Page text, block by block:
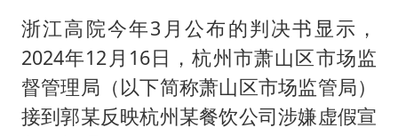
浙江高院今年3月公布的判决书显示，
2024年12月16日，杭州市萧山区市场监
督管理局（以下简称萧山区市场监管局）
接到郭某反映杭州某餐饮公司涉嫌虚假宣